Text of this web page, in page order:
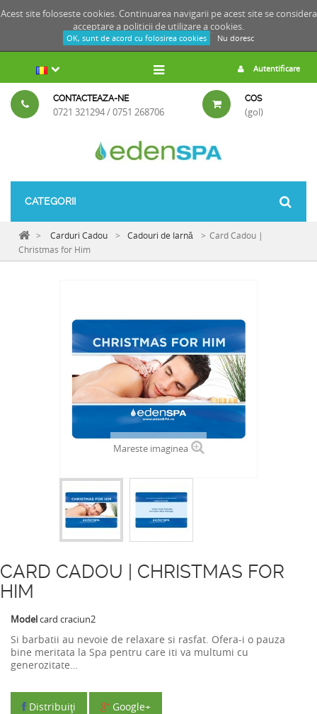
Acest site foloseste cookies. Continuarea navigarii pe acest site se considera
acceptare a politicii de utilizare a cookies.
OK, sunt de acord cu folosirea cookies Nu doresc
Autentificare
CONTACTEAZA-NE
0721 321294 / 0751 268706
COS
(gol)
CATEGORII
> Carduri Cadou > Cadouri de Iarnă > Card Cadou |
Christmas for Him
Mareste imaginea
CARD CADOU | CHRISTMAS FOR
HIM
Modelcard craciun2
Si barbatii au nevoie de relaxare si rasfat. Ofera-i o pauza
bine meritata la Spa pentru care iti va multumi cu
generozitate…
Distribuiţi Google+